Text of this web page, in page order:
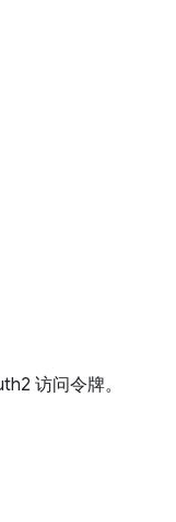
访问令牌。